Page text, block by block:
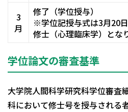
3
月
修了（学位授与）
※学位記授与式は3月20
修士（心理臨床学）とな
学位論文の審査基準
大学院人間科学研究科学位審査
科において修士号を授与される